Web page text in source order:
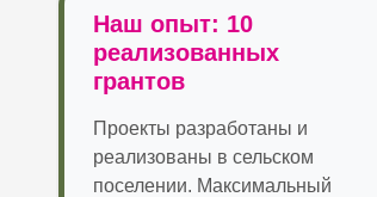
Наш опыт: 10
реализованных
грантов
Проекты разработаны и
реализованы в сельском
поселении. Максимальный